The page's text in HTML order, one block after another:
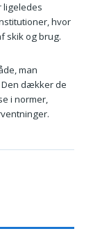
hvor
skik og brug.
man
dækker de
i normer,